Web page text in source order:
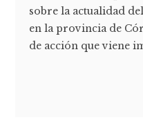
sobre la actualidad
en la provincia de
de acción que viene